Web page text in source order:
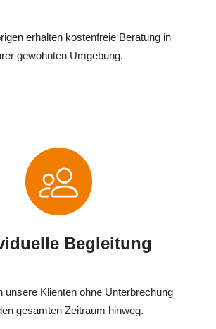
erhalten kostenfreie Beratung in
gewohnten Umgebung.
Begleitung
unsere Klienten ohne Unterbrechung
gesamten Zeitraum hinweg.